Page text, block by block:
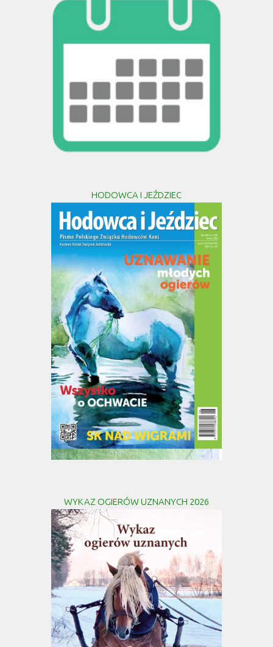
HODOWCA I JEŹDZIEC
WYKAZ OGIERÓW UZNANYCH 2026